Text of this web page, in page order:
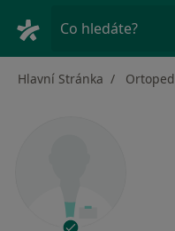
Co hledáte?
Hlavní Stránka Ortoped